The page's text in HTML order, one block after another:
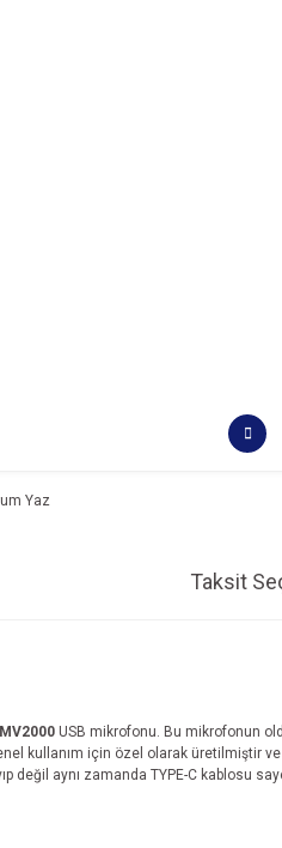
Yaz
Taksit
USB mikrofonu. Bu mikrofonun
kullanım için özel olarak üretilmiştir
ıp değil aynı zamanda TYPE-C kablosu